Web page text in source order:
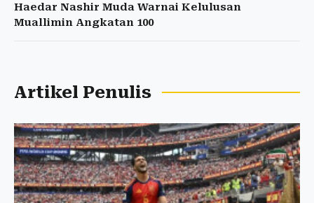
Haedar Nashir Muda Warnai Kelulusan
Muallimin Angkatan 100
Artikel Penulis